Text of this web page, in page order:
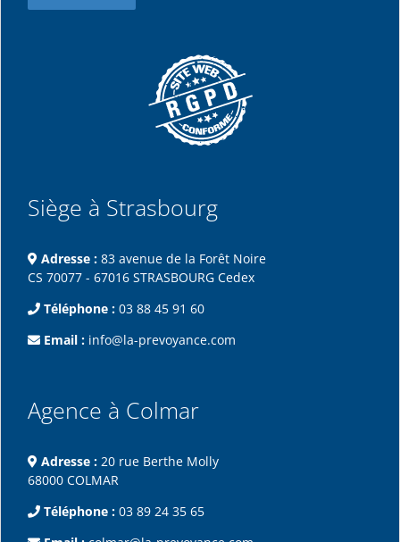
Siège à Strasbourg
Adresse : 83 avenue de la Forêt Noire
CS 70077 - 67016 STRASBOURG Cedex
Téléphone : 03 88 45 91 60
Email : info@la-prevoyance.com
Agence à Colmar
Adresse : 20 rue Berthe Molly
68000 COLMAR
Téléphone : 03 89 24 35 65